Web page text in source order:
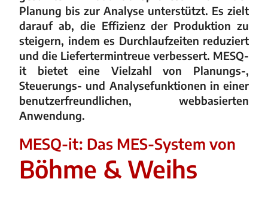
Planung bis zur Analyse unterstützt. Es zielt
darauf ab, die Effizienz der Produktion zu
steigern, indem es Durchlaufzeiten reduziert
und die Liefertermintreue verbessert. MESQ-
it bietet eine Vielzahl von Planungs-,
Steuerungs- und Analysefunktionen in einer
benutzerfreundlichen, webbasierten
Anwendung.
MESQ-it: Das MES-System von
Böhme & Weihs